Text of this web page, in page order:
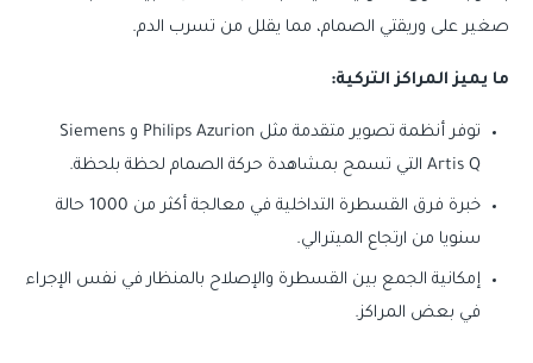
صغير على وريقتي الصمام، مما يقلل من تسرب الدم.
ما يميز المراكز التركية:
توفر أنظمة تصوير متقدمة مثل Philips Azurion و Siemens
Artis Q التي تسمح بمشاهدة حركة الصمام لحظة بلحظة.
خبرة فرق القسطرة التداخلية في معالجة أكثر من 1000 حالة
سنويا من ارتجاع الميترالي.
إمكانية الجمع بين القسطرة والإصلاح بالمنظار في نفس الإجراء
في بعض المراكز.